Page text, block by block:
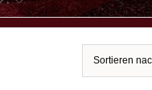
Sortieren